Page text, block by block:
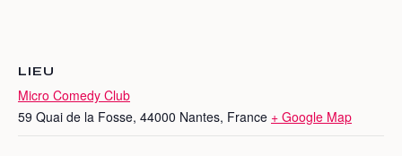
LIEU
Micro Comedy Club
59 Quai de la Fosse, 44000 Nantes, France + Google Map